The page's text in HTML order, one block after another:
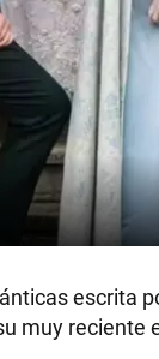
escrita
muy reciente